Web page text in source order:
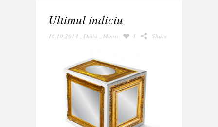
Ultimul indiciu
16.10.2014 , Dana , Moon 4 Share